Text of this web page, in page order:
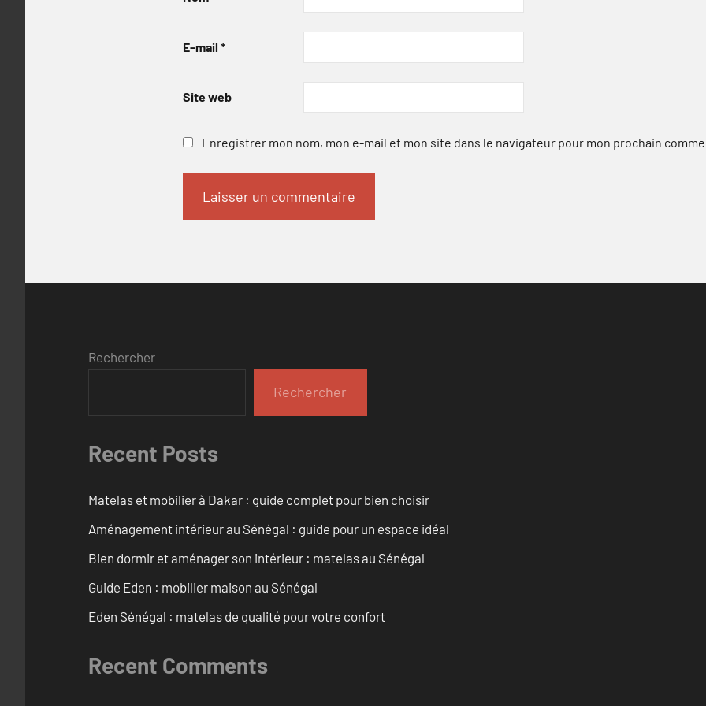
E-mail *
Site web
Enregistrer mon nom, mon e-mail et mon site dans le navigateur pour mon prochain
Rechercher
Rechercher
Recent Posts
Matelas et mobilier à Dakar : guide complet pour bien choisir
Aménagement intérieur au Sénégal : guide pour un espace idéal
Bien dormir et aménager son intérieur : matelas au Sénégal
Guide Eden : mobilier maison au Sénégal
Eden Sénégal : matelas de qualité pour votre confort
Recent Comments